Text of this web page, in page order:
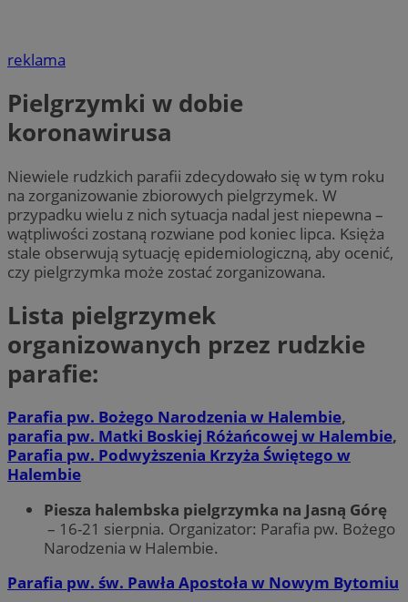
reklama
Pielgrzymki w dobie
koronawirusa
Niewiele rudzkich parafii zdecydowało się w tym roku
na zorganizowanie zbiorowych pielgrzymek. W
przypadku wielu z nich sytuacja nadal jest niepewna –
wątpliwości zostaną rozwiane pod koniec lipca. Księża
stale obserwują sytuację epidemiologiczną, aby ocenić,
czy pielgrzymka może zostać zorganizowana.
Lista pielgrzymek
organizowanych przez rudzkie
parafie:
Parafia pw. Bożego Narodzenia w Halembie,
parafia pw. Matki Boskiej Różańcowej w Halembie,
Parafia pw. Podwyższenia Krzyża Świętego w
Halembie
Piesza halembska pielgrzymka na Jasną Górę
– 16-21 sierpnia. Organizator: Parafia pw. Bożego
Narodzenia w Halembie.
Parafia pw. św. Pawła Apostoła w Nowym Bytomiu